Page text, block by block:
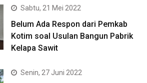
Sabtu, 21 Mei 2022
Belum Ada Respon dari Pemkab
Kotim soal Usulan Bangun Pabrik
Kelapa Sawit
Senin, 27 Juni 2022